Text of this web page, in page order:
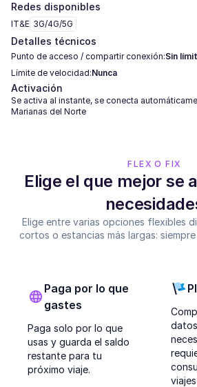
Redes disponibles
IT&E 3G/4G/5G
Detalles técnicos
Punto de acceso / compartir conexión:Sin
Límite de velocidad:Nunca
Activación
Se activa al instante, se conecta
Marianas del Norte
FLEX O FIX
Elige el que mejor se
Elige entre varias opciones flexibles
cortos o estancias más largas:
Paga por lo que
gastes
Paga solo por lo que
usas y guarda el saldo
restante para tu
próximo viaje.